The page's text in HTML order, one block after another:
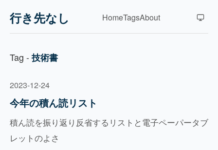
行き先なし HomeTagsAbout
Tag -技術書
2023-12-24
今年の積ん読リスト
積ん読を振り返り反省するリストと電子ペーパータブ
レットのよさ